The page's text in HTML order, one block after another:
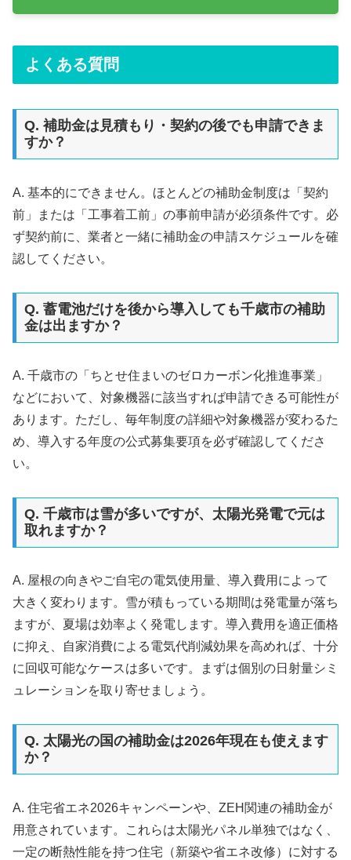
よくある質問
Q. 補助金は見積もり・契約の後でも申請できま
すか？
A. 基本的にできません。ほとんどの補助金制度は「契約
前」または「工事着工前」の事前申請が必須条件です。必
ず契約前に、業者と一緒に補助金の申請スケジュールを確
認してください。
Q. 蓄電池だけを後から導入しても千歳市の補助
金は出ますか？
A. 千歳市の「ちとせ住まいのゼロカーボン化推進事業」
などにおいて、対象機器に該当すれば申請できる可能性が
あります。ただし、毎年制度の詳細や対象機器が変わるた
め、導入する年度の公式募集要項を必ず確認してくださ
い。
Q. 千歳市は雪が多いですが、太陽光発電で元は
取れますか？
A. 屋根の向きやご自宅の電気使用量、導入費用によって
大きく変わります。雪が積もっている期間は発電量が落ち
ますが、夏場は効率よく発電します。導入費用を適正価格
に抑え、自家消費による電気代削減効果を高めれば、十分
に回収可能なケースは多いです。まずは個別の日射量シミ
ュレーションを取り寄せましょう。
Q. 太陽光の国の補助金は2026年現在も使えます
か？
A. 住宅省エネ2026キャンペーンや、ZEH関連の補助金が
用意されています。これらは太陽光パネル単独ではなく、
一定の断熱性能を持つ住宅（新築や省エネ改修）に対する